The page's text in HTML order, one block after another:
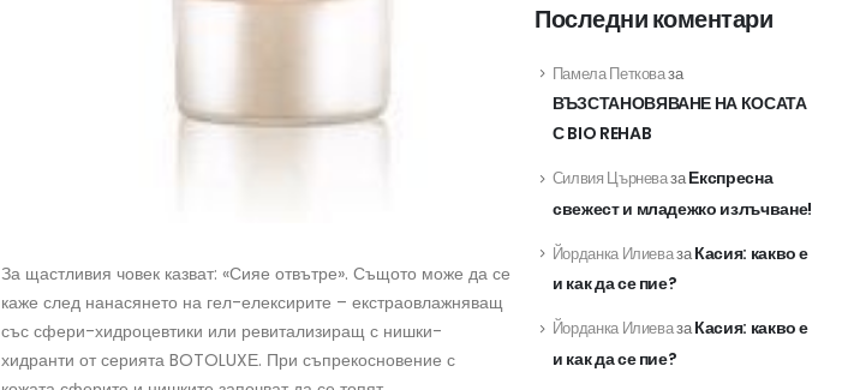
За щастливия човек казват: «Сияе отвътре». Същото може да се
каже след нанасянето на гел-елексирите – екстраовлажняващ
със сфери-хидроцевтики или ревитализиращ с нишки-
хидранти от серията BOTOLUXЕ. При съпрекосновение с
Последни коментари
Памела Петковаза
ВЪЗСТАНОВЯВАНЕ НА КОСАТА
С BIO REHAB
Силвия ЦърневазаЕкспресна
свежест и младежко излъчване!
Йорданка ИлиевазаКасия: какво е
и как да се пие?
Йорданка ИлиевазаКасия: какво е
и как да се пие?